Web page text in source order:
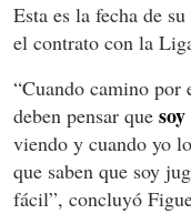
Esta es la fecha de
el contrato con la
“Cuando camino
deben pensar que
viendo y cuando yo
que saben que soy
fácil”, concluyó